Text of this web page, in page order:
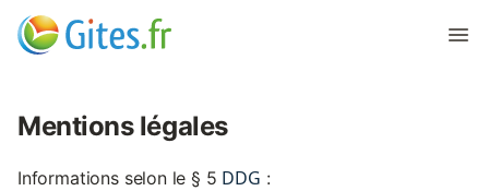
Mentions légales
Informations selon le § 5 DDG :